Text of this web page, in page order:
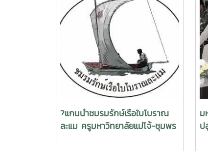
?แกนนำชมรมรักษ์เรือใบโบราณ
ละแม ครูมหาวิทยาลัยแม่โจ้-ชุมพร
ม
ป